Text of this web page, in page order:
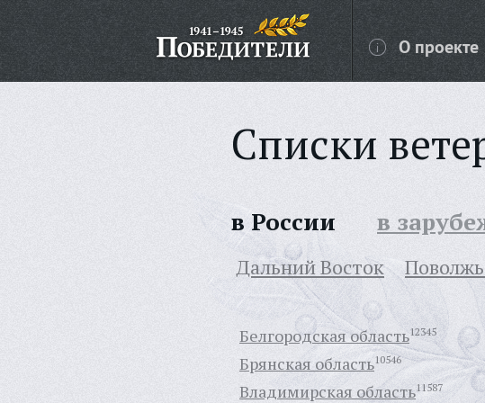
О проекте
Списки
в России в
Дальний Восток
Белгородская область12345
Брянская область10546
Владимирская область11587